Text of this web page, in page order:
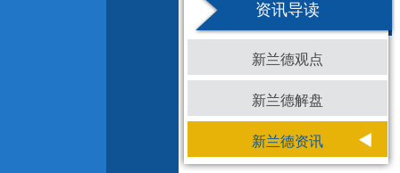
资讯导读
新兰德观点
新兰德解盘
新兰德资讯